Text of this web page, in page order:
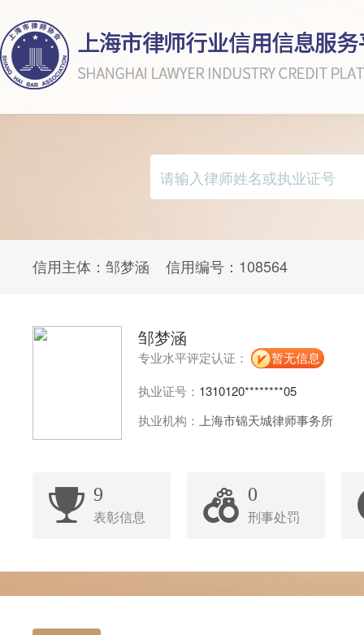
信用主体： 邹梦涵 信用编号： 108564
邹梦涵
专业水平评定认证：
暂无信息
执业证号： 1310120********05
执业机构： 上海市锦天城律师事务所
9
表彰信息
0
刑事处罚